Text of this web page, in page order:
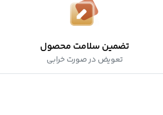
تضمین سلامت محصول
تعویض در صورت خرابی